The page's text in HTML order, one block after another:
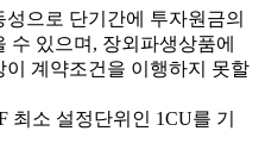
으로 단기간에 투자원금의
수 있으며, 장외파생상품에
계약조건을 이행하지 못할
최소 설정단위인 1CU를 기